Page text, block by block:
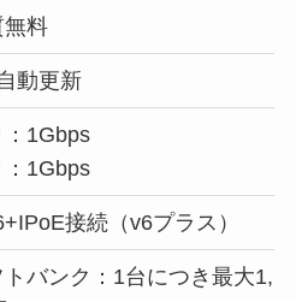
無料
動更新
：1Gbps
：1Gbps
接続（v6プラス）
トバンク：1台につき最大